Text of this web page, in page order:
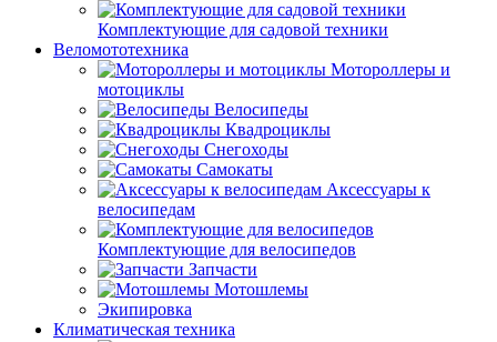
Комплектующие для садовой техники
Веломототехника
Мотороллеры и
мотоциклы
Велосипеды
Квадроциклы
Снегоходы
Самокаты
Аксессуары к
велосипедам
Комплектующие для велосипедов
Запчасти
Мотошлемы
Экипировка
Климатическая техника